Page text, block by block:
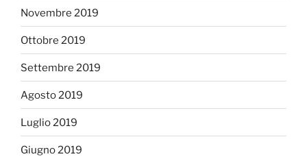
Novembre 2019
Ottobre 2019
Settembre 2019
Agosto 2019
Luglio 2019
Giugno 2019